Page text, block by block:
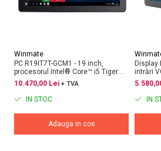
Winmate
PC R19IT7T-GCM1 - 19 inch,
procesorul Intel® Core™ i5 Tiger
Lake, interfețe DP, HDMI, LVDS și
eDP
10.470,00 Lei + TVA
IN STOC
Adauga in cos
Display
intrări
IN